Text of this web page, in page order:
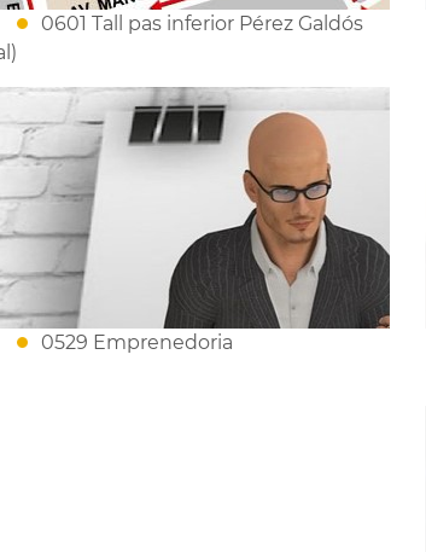
0601 Tall pas inferior Pérez Galdós
0529 Emprenedoria